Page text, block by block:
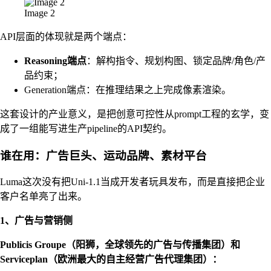
Image 2
API层面的体现就是两个端点：
Reasoning端点：解构指令、规划构图、锁定品牌/角色/产
品约束；
Generation端点：在推理结果之上完成像素渲染。
这套设计的产业意义，是把创意可控性从prompt工程的玄学，变
成了一组能写进生产pipeline的API契约。
谁在用：广告巨头、运动品牌、素材平台
Luma这次没有把Uni-1.1当成开发者玩具发布，而是直接把企业
客户名单亮了出来。
1、广告与营销侧
Publicis Groupe（阳狮，全球领先的广告与传播集团）和
Serviceplan（欧洲最大的自主经营广告代理集团）：